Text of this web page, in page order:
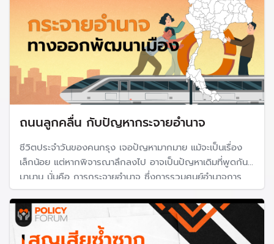
ถนนลูกคลื่น กับปัญหากระจายอำนาจ
ชีวิตประจำวันของคนกรุง เจอปัญหามากมาย แม้จะเป็นเรื่อง
เล็กน้อย แต่หากพิจารณาลึกลงไป อาจเป็นปัญหาเดิมที่พูดกัน
มานาน นั่นคือ การกระจายอำนาจ ซึ่งการรวมศูนย์อำนาจการ
บริหาร ทำให้ไม่มีการแก้ไขปัญหา และหลายปัญหาเรื้อรัง หน่วย
งานรัฐบาลกลางควรแบ่งภาระต่างให้กทม. และท้องถิ่นช่วยดูแล